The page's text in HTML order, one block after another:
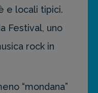
e locali tipici.
Festival, uno
rock in
“mondana”